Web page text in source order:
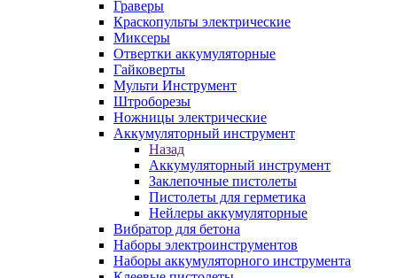
Граверы
Краскопульты электрические
Миксеры
Отвертки аккумуляторные
Гайковерты
Мульти Инструмент
Штроборезы
Ножницы электрические
Аккумуляторный инструмент
Назад
Аккумуляторный инструмент
Заклепочные пистолеты
Пистолеты для герметика
Нейлеры аккумуляторные
Вибратор для бетона
Наборы электроинструментов
Наборы аккумуляторного инструмента